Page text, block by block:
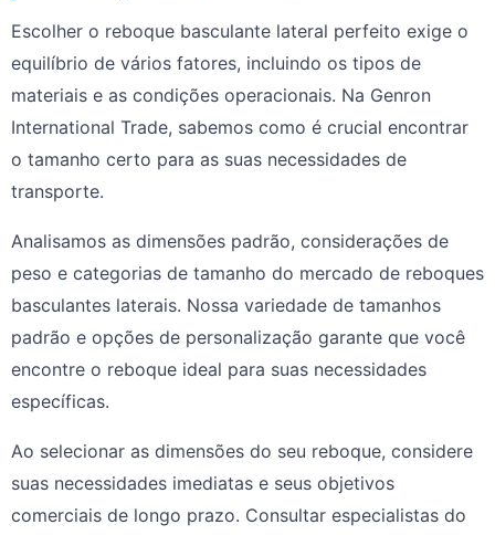
Escolher o reboque basculante lateral perfeito exige o
equilíbrio de vários fatores, incluindo os tipos de
materiais e as condições operacionais. Na Genron
International Trade, sabemos como é crucial encontrar
o tamanho certo para as suas necessidades de
transporte.
Analisamos as dimensões padrão, considerações de
peso e categorias de tamanho do mercado de reboques
basculantes laterais. Nossa variedade de tamanhos
padrão e opções de personalização garante que você
encontre o reboque ideal para suas necessidades
específicas.
Ao selecionar as dimensões do seu reboque, considere
suas necessidades imediatas e seus objetivos
comerciais de longo prazo. Consultar especialistas do